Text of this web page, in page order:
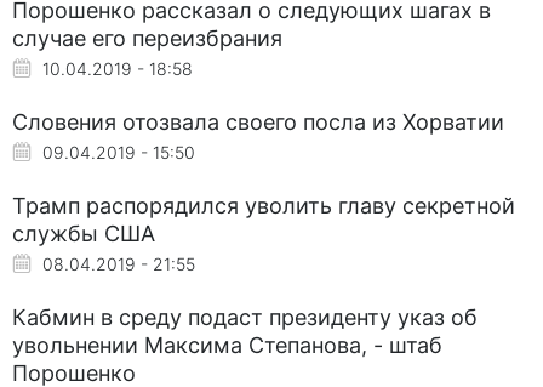
Порошенко рассказал о следующих шагах в
случае его переизбрания
10.04.2019 - 18:58
Словения отозвала своего посла из Хорватии
09.04.2019 - 15:50
Трамп распорядился уволить главу секретной
службы США
08.04.2019 - 21:55
Кабмин в среду подаст президенту указ об
увольнении Максима Степанова, - штаб
Порошенко